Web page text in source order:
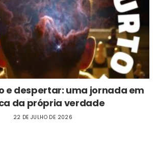
e despertar: uma jornada em
da própria verdade
22 DE JULHO DE 2026